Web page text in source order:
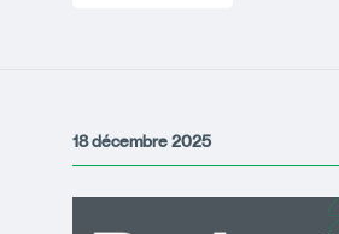
18 décembre 2025